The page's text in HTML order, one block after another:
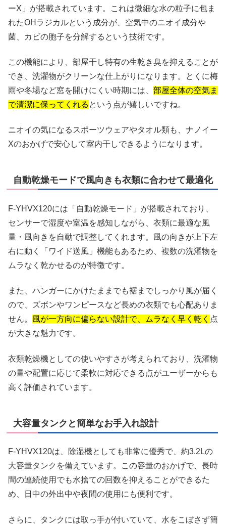
ーX」が搭載されています。これは微細な水の粒子に包ま
れたOHラジカルという成分が、空気中のニオイ成分や
菌、カビの胞子を分解するという技術です。
この機能により、部屋干し特有の生乾き臭を抑えることが
でき、洗濯物がクリーンな仕上がりになります。とくに梅
雨や冬場など窓を開けにくい時期には、 部屋全体の空気ま
で清潔に保ってくれる という点が嬉しいですね。
ニオイの気になるスポーツウェアやタオル類も、ナノイー
Xのおかげで安心して室内干しできるようになります。
自動乾燥モードで風向きも衣類に合わせて最適化
F-YHVX120には「自動乾燥モード」が搭載されており、
センサーで湿度や室温を感知しながら、衣類に最適な風
量・風向きを自動で調整してくれます。風の向きが上下左
右に動く「ワイド送風」機能もあるため、複数の洗濯物を
ムラなく乾かせるのが特徴です。
また、ハンガーにかけたままでも裾までしっかり風が届く
ので、ズボンやワンピースなど長めの衣類でも心配ありま
せん。
風が一方向に偏らない設計で、ムラなく早く乾く 点
が大きな魅力です。
衣類乾燥機としての使いやすさが考えられており、洗濯物
の量や配置に応じて柔軟に対応できる点がユーザーからも
高く評価されています。
大容量タンクと簡単なお手入れ設計
F-YHVX120は、除湿機としても非常に優秀で、約3.2Lの
大容量タンクを備えています。この容量のおかげで、長時
間の連続使用でも水捨ての回数を抑えることができるた
め、日中の外出中や夜間の使用にも便利です。
さらに、タンクには取っ手が付いていて、水をこぼさず簡